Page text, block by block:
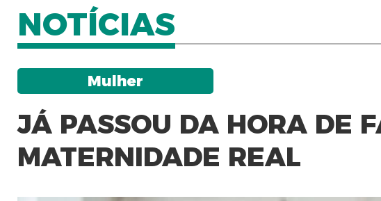
NOTÍCIAS
Mulher
JÁ PASSOU DA HORA DE
MATERNIDADE REAL